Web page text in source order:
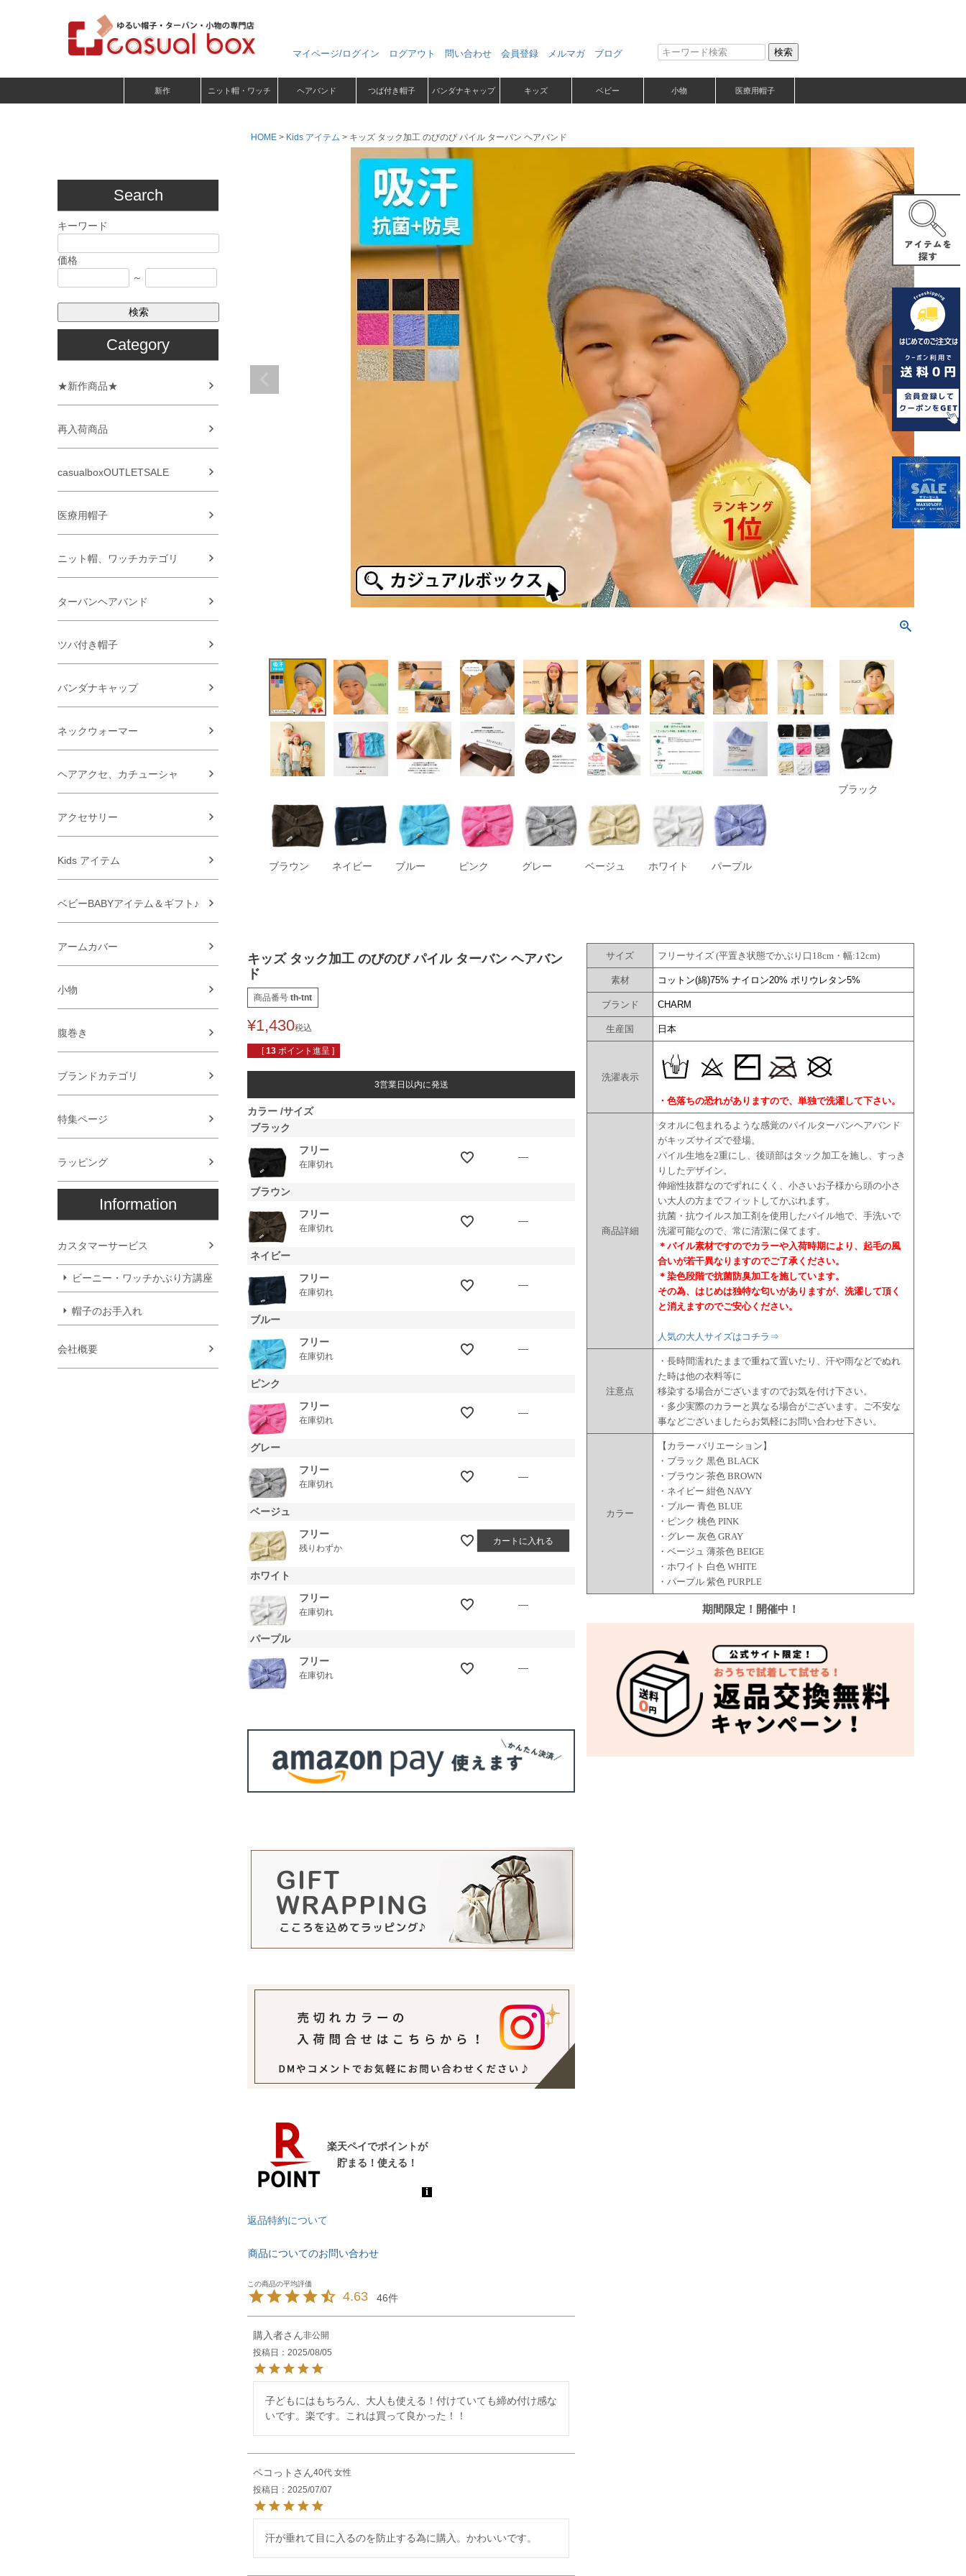
マイページ/ログイン ログアウト 問い合わせ 会員登録 メルマガ ブログ 検索
新作 ニット帽・ワッチ ヘアバンド つば付き帽子 バンダナキャップ キッズ ベビー 小物 医療用帽子
Search
キーワード
価格
～
検索
Category
★新作商品★
再入荷商品
casualboxOUTLETSALE
医療用帽子
ニット帽、ワッチカテゴリ
ターバンヘアバンド
ツバ付き帽子
バンダナキャップ
ネックウォーマー
ヘアアクセ、カチューシャ
アクセサリー
Kids アイテム
ベビーBABYアイテム＆ギフト♪
アームカバー
小物
腹巻き
ブランドカテゴリ
特集ページ
ラッピング
Information
カスタマーサービス
ビーニー・ワッチかぶり方講座
帽子のお手入れ
会社概要
HOME Kids アイテム キッズ タック加工 のびのび パイル ターバン ヘアバンド
ブラック
ブラウン ネイビー ブルー ピンク グレー ベージュ ホワイト パープル
キッズ タック加工 のびのび パイル ターバン ヘアバン
ド
商品番号 th-tnt
¥1,430税込
[ 13 ポイント進呈 ]
3営業日以内に発送
カラー サイズ
ブラック
フリー
在庫切れ
—
ブラウン
フリー
在庫切れ
—
ネイビー
フリー
在庫切れ
—
ブルー
フリー
在庫切れ
—
ピンク
フリー
在庫切れ
—
グレー
フリー
在庫切れ
—
ベージュ
フリー
残りわずか
カートに入れる
ホワイト
フリー
在庫切れ
—
パープル
フリー
在庫切れ
—
返品特約について
商品についてのお問い合わせ
4.63 46
購入者
非公開
投稿日
2025/08/05
子どもにはもちろん、大人も使える！付けていても締め付け感な
いです。楽です。これは買って良かった！！
ペコっト 40代 女性
投稿日
2025/07/07
汗が垂れて目に入るのを防止する為に購入。かわいいです。
サイズ フリーサイズ (平置き状態でかぶり口18cm・幅:12cm)
素材 コットン(綿)75% ナイロン20% ポリウレタン5%
ブランド CHARM
生産国 日本
洗濯表示
・色落ちの恐れがありますので、単独で洗濯して下さい。
商品詳細
タオルに包まれるような感覚のパイルターバンヘアバンド
がキッズサイズで登場。
パイル生地を2重にし、後頭部はタック加工を施し、すっき
りしたデザイン。
伸縮性抜群なのでずれにくく、小さいお子様から頭の小さ
い大人の方までフィットしてかぶれます。
抗菌・抗ウイルス加工剤を使用したパイル地で、手洗いで
洗濯可能なので、常に清潔に保てます。
＊パイル素材ですのでカラーや入荷時期により、起毛の風
合いが若干異なりますのでご了承ください。
＊染色段階で抗菌防臭加工を施しています。
その為、はじめは独特な匂いがありますが、洗濯して頂く
と消えますのでご安心ください。
人気の大人サイズはコチラ⇒
注意点
・長時間濡れたままで重ねて置いたり、汗や雨などでぬれ
た時は他の衣料等に
移染する場合がございますのでお気を付け下さい。
・多少実際のカラーと異なる場合がございます。ご不安な
事などございましたらお気軽にお問い合わせ下さい。
カラー
【カラー バリエーション】
・ブラック 黒色 BLACK
・ブラウン 茶色 BROWN
・ネイビー 紺色 NAVY
・ブルー 青色 BLUE
・ピンク 桃色 PINK
・グレー 灰色 GRAY
・ベージュ 薄茶色 BEIGE
・ホワイト 白色 WHITE
・パープル 紫色 PURPLE
期間限定！開催中！